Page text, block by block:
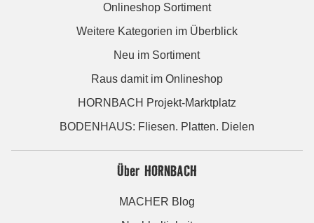
Onlineshop Sortiment
Weitere Kategorien im Überblick
Neu im Sortiment
Raus damit im Onlineshop
HORNBACH Projekt-Marktplatz
BODENHAUS: Fliesen. Platten. Dielen
Über HORNBACH
MACHER Blog